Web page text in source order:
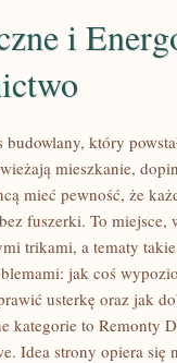
i
budowlany, który
mieszkanie,
mieć pewność, że
fuszerki. To
trikami, a tematy
jak coś
usterkę oraz jak
kategorie to Remonty
Idea strony opiera się